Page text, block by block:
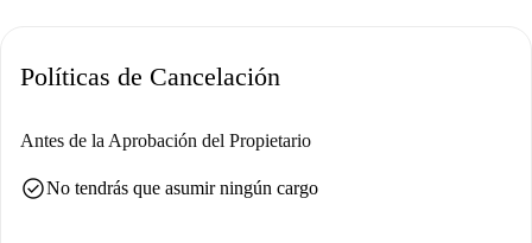
Políticas de Cancelación
Antes de la Aprobación del Propietario
check_circleNo tendrás que asumir ningún cargo